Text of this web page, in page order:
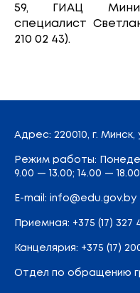
59, ГИАЦ
специалист
210 02 43).
Адрес: 220010, г. Минск,
Режим работы:
9.00 — 13.00; 14.00 — 18.00
E-mail: info@edu.gov.by
Приемная: +375 (17) 327
Канцелярия: +375 (17)
Отдел по обращению